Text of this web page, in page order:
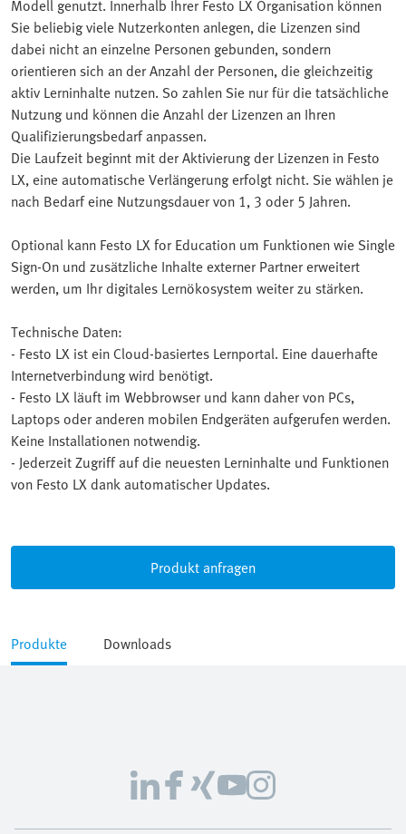
Modell genutzt. Innerhalb Ihrer Festo LX Organisation können
Sie beliebig viele Nutzerkonten anlegen, die Lizenzen sind
dabei nicht an einzelne Personen gebunden, sondern
orientieren sich an der Anzahl der Personen, die gleichzeitig
aktiv Lerninhalte nutzen. So zahlen Sie nur für die tatsächliche
Nutzung und können die Anzahl der Lizenzen an Ihren
Qualifizierungsbedarf anpassen.
Die Laufzeit beginnt mit der Aktivierung der Lizenzen in Festo
LX, eine automatische Verlängerung erfolgt nicht. Sie wählen je
nach Bedarf eine Nutzungsdauer von 1, 3 oder 5 Jahren.
Optional kann Festo LX for Education um Funktionen wie Single
Sign-On und zusätzliche Inhalte externer Partner erweitert
werden, um Ihr digitales Lernökosystem weiter zu stärken.
Technische Daten:
- Festo LX ist ein Cloud-basiertes Lernportal. Eine dauerhafte
Internetverbindung wird benötigt.
- Festo LX läuft im Webbrowser und kann daher von PCs,
Laptops oder anderen mobilen Endgeräten aufgerufen werden.
Keine Installationen notwendig.
- Jederzeit Zugriff auf die neuesten Lerninhalte und Funktionen
von Festo LX dank automatischer Updates.
Produkt anfragen
Produkte Downloads